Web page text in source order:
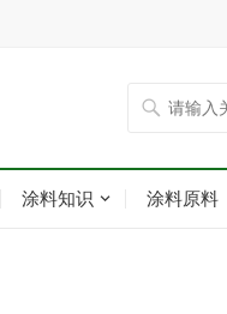
涂料知识 涂料原料